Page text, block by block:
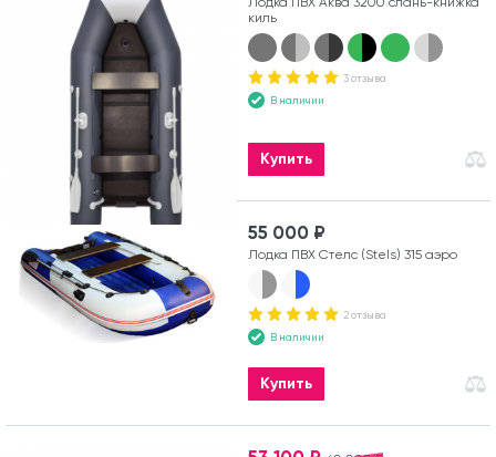
киль
3 отзыва
В наличии
Купить
55 000 ₽
Лодка ПВХ Стелс (Stels) 315 аэро
2 отзыва
В наличии
Купить